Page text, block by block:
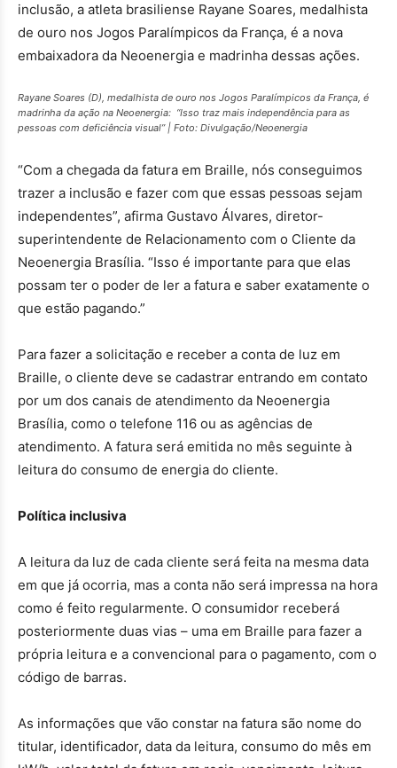
inclusão, a atleta brasiliense Rayane Soares, medalhista
de ouro nos Jogos Paralímpicos da França, é a nova
embaixadora da Neoenergia e madrinha dessas ações.
Rayane Soares (D), medalhista de ouro nos Jogos Paralímpicos da França, é
madrinha da ação na Neoenergia: “Isso traz mais independência para as
pessoas com deficiência visual” | Foto: Divulgação/Neoenergia
“Com a chegada da fatura em Braille, nós conseguimos
trazer a inclusão e fazer com que essas pessoas sejam
independentes”, afirma Gustavo Álvares, diretor-
superintendente de Relacionamento com o Cliente da
Neoenergia Brasília. “Isso é importante para que elas
possam ter o poder de ler a fatura e saber exatamente o
que estão pagando.”
Para fazer a solicitação e receber a conta de luz em
Braille, o cliente deve se cadastrar entrando em contato
por um dos canais de atendimento da Neoenergia
Brasília, como o telefone 116 ou as agências de
atendimento. A fatura será emitida no mês seguinte à
leitura do consumo de energia do cliente.
Política inclusiva
A leitura da luz de cada cliente será feita na mesma data
em que já ocorria, mas a conta não será impressa na hora
como é feito regularmente. O consumidor receberá
posteriormente duas vias – uma em Braille para fazer a
própria leitura e a convencional para o pagamento, com o
código de barras.
As informações que vão constar na fatura são nome do
titular, identificador, data da leitura, consumo do mês em